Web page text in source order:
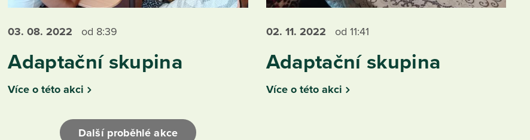
03. 08.2022 od 8:39
Adaptační skupina
Více o této akci
02. 11. 2022 od 11:41
Adaptační skupina
Více o této akci
Další proběhlé akce